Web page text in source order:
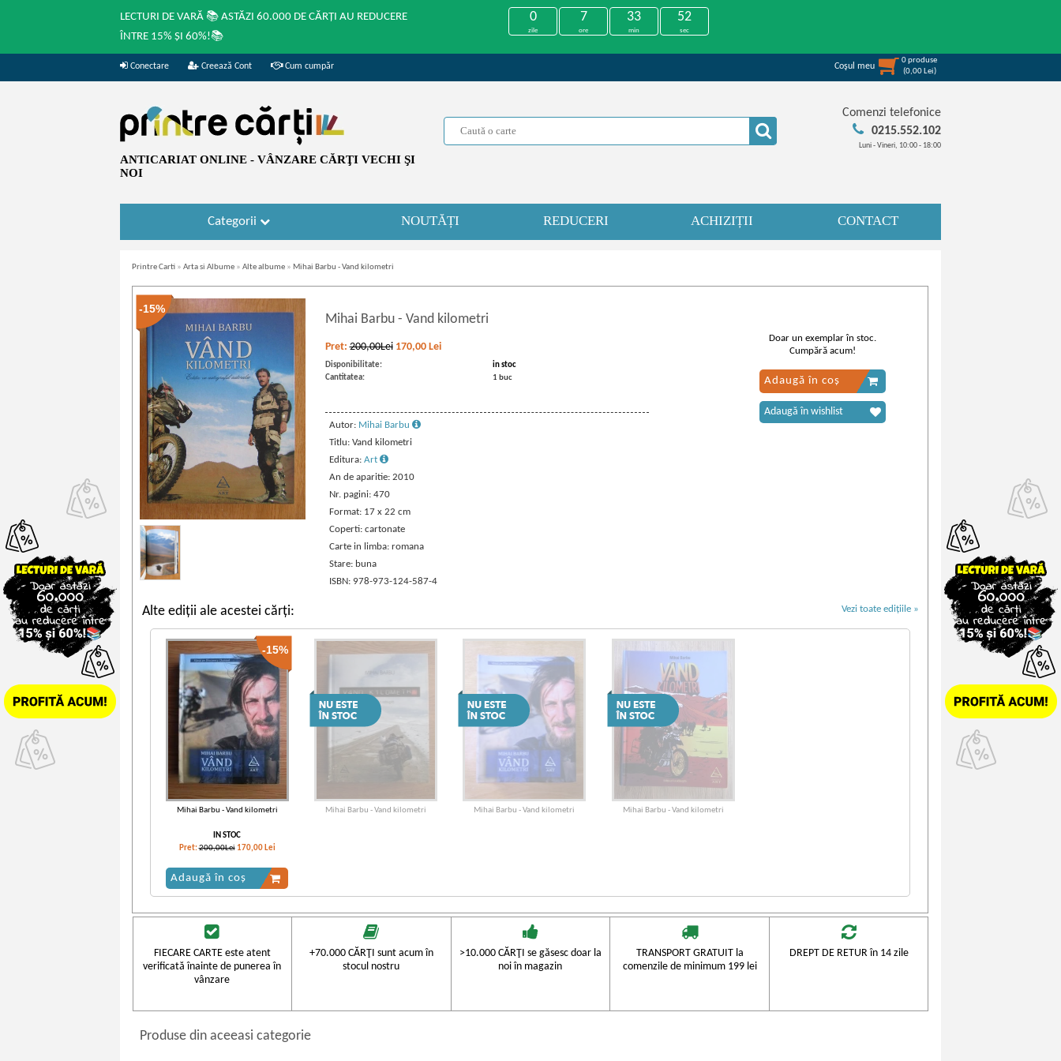
LECTURI DE VARĂ 📚 ASTĂZI 60.000 DE CĂRȚI AU REDUCERE
ÎNTRE 15% ȘI 60%!📚
0
zile
7
ore
33
min
52
sec
Conectare Creează Cont Cum cumpăr Coşul meu
0produse
(0,00 Lei)
ANTICARIAT ONLINE - VÂNZARE CĂRŢI VECHI ŞI
NOI
Comenzi telefonice
0215.552.102
Luni - Vineri, 10:00 - 18:00
Categorii NOUTĂȚI REDUCERI ACHIZIȚII CONTACT
Printre Carti » Arta si Albume » Alte albume » Mihai Barbu - Vand kilometri
-15%
Mihai Barbu - Vand kilometri
Pret:200,00Lei 170,00 Lei
Disponibilitate:
in stoc
Cantitatea:
1 buc
Autor: Mihai Barbu
Titlu: Vand kilometri
Editura: Art
An de aparitie: 2010
Nr. pagini: 470
Format: 17 x 22 cm
Coperti: cartonate
Carte in limba: romana
Stare: buna
ISBN: 978-973-124-587-4
Doar un exemplar în stoc.
Cumpără acum!
Adaugă în coș
Adaugă în wishlist
Alte ediții ale acestei cărți: Vezi toate edițiile »
-15%
Mihai Barbu - Vand kilometri
IN STOC
Pret:200,00Lei 170,00 Lei
Adaugă în coș
Mihai Barbu - Vand kilometri Mihai Barbu - Vand kilometri Mihai Barbu - Vand kilometri
FIECARE CARTE este atent
verificată înainte de punerea în
vânzare
+70.000 CĂRŢI sunt acum în
stocul nostru
>10.000 CĂRŢI se găsesc doar la
noi în magazin
TRANSPORT GRATUIT la
comenzile de minimum 199 lei
DREPT DE RETUR în 14 zile
Produse din aceeasi categorie